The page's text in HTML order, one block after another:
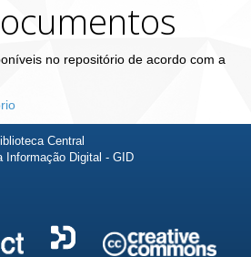
no repositório de acordo com a
Central
Informação Digital - GID